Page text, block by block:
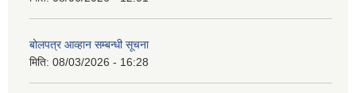
बोलपत्र आव्हान सम्बन्धी सूचना
मिति: 08/03/2026 - 16:28